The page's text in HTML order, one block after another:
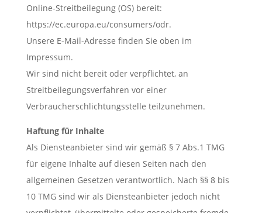
Online-Streitbeilegung (OS) bereit:
https://ec.europa.eu/consumers/odr.
Unsere E-Mail-Adresse finden Sie oben im
Impressum.
Wir sind nicht bereit oder verpflichtet, an
Streitbeilegungsverfahren vor einer
Verbraucherschlichtungsstelle teilzunehmen.
Haftung für Inhalte
Als Diensteanbieter sind wir gemäß § 7 Abs.1 TMG
für eigene Inhalte auf diesen Seiten nach den
allgemeinen Gesetzen verantwortlich. Nach §§ 8 bis
10 TMG sind wir als Diensteanbieter jedoch nicht